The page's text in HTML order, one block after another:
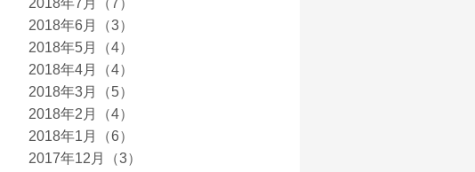
2018年7月（7）
2018年6月（3）
2018年5月（4）
2018年4月（4）
2018年3月（5）
2018年2月（4）
2018年1月（6）
2017年12月（3）